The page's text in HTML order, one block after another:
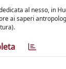
al nesso, in
ai saperi